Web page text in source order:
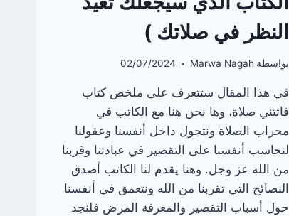
النظر في صلاتك )
بواسطة Marwa Nagah
02/07/2024
في هذا المقال ستتعرف على ملخص كتاب
فاتتني صلاة، وها نحن هنا مع الكاتب في
محراب الصلاة ونتجول داخل أنفسنا وعقولنا
لنحاسب أنفسنا على التقصير في عبادتنا وقربنا
من الله عز وجل. وهنا يقدم لنا الكاتب أصدق
النصائح التي تقربنا من الله ونتعمق في أنفسنا
حول أسباب التقصير والمعرفة المرض فلنجد